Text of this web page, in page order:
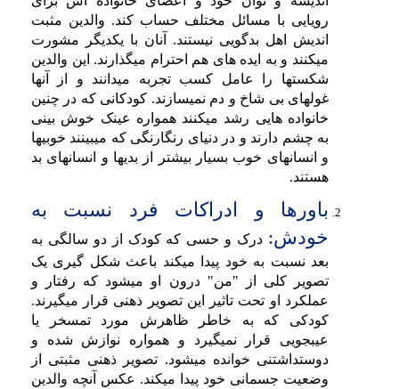
رویایی با مسائل مختلف حساب کند. والدین مثبت
اندیش اهل بدگویی نیستند. آنان با یکدیگر مشورت
میکنند و به ایده های هم احترام میگذارند. این والدین
شکستها را عامل کسب تجربه میدانند و از آنها
غولهای بی شاخ و دم نمیسازند. کودکانی که در چنین
خانواده هایی رشد میکنند همواره عینک خوش بینی
به چشم دارند و در دنیای رنگارنگی که میبینند خوبیها
و انسانهای خوب بسیار بیشتر از بدیها و انسانهای بد
هستند.
باورها و ادراکات فرد نسبت به
خودش: درک و حسی که کودک از دو سالگی به
بعد نسبت به خود پیدا میکند باعث شکل گیری یک
تصویر کلی از "من" درون او میشود که رفتار و
عملکرد او تحت تاثیر این تصویر ذهنی قرار میگیرند.
کودکی که به خاطر ظاهرش مورد تمسخر یا
عیبجویی قرار نمیگیرد و همواره نوازش شده و
دوستداشتنی خوانده میشود. تصویر ذهنی مثبتی از
وضعیت جسمانی خود پیدا میکند. عکس آنچه والدین